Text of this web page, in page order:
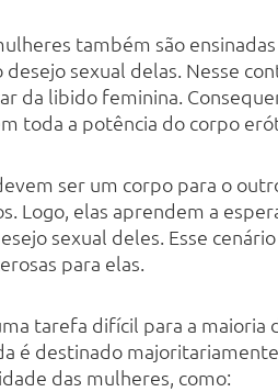
também são
sexual delas. Nesse
da libido feminina.
toda a potência do corpo
ser um corpo para o
Logo, elas aprendem a
sexual deles. Esse
para elas.
tarefa difícil para a maioria
é destinado
das mulheres, como: